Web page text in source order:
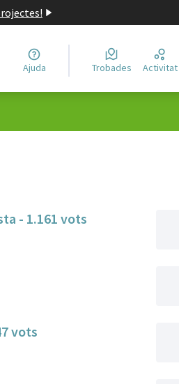
Ajuda Trobades Activitat
- 1.161 vots
vots